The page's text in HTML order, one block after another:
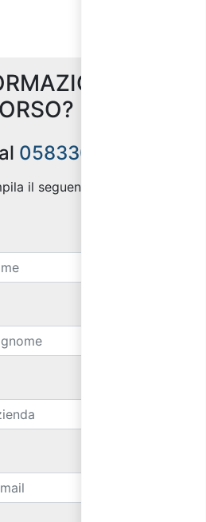
SUL
0583309790
il seguente form: